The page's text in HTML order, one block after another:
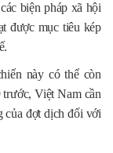
biện pháp xã hội
được mục tiêu kép
này có thể còn
Việt Nam cần
của đợt dịch đối với